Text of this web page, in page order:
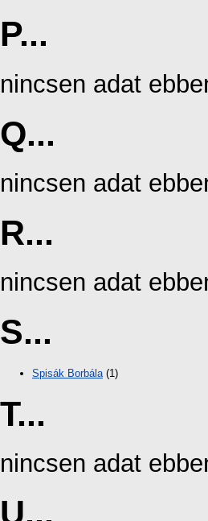
P...
nincsen adat
Q...
nincsen adat
R...
nincsen adat
S...
Spisák Borbála(1)
T...
nincsen adat